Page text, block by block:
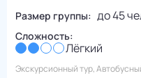
Размер группы: до45
Сложность:
Лёгкий
Экскурсионный тур,